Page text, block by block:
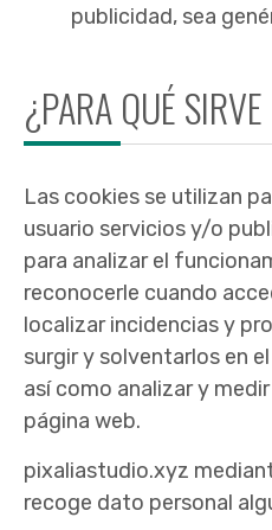
publicidad, sea
¿PARA QUÉ
Las cookies se utilizan
usuario servicios y/o
para analizar el
reconocerle cuando
localizar incidencias y
surgir y solventarlos en
así como analizar y
página web.
pixaliastudio.xyz
recoge dato personal